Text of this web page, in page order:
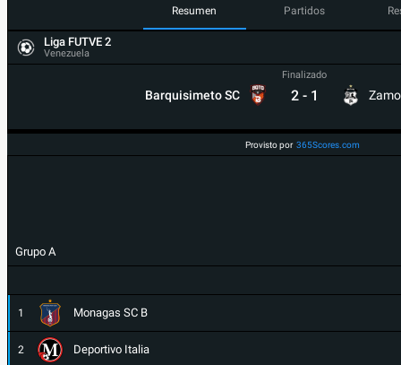
Resumen Partidos
Liga FUTVE 2
Venezuela
Barquisimeto SC
Finalizado
2 - 1
Provisto por 365Scores.com
Grupo A
1 Monagas SC B
2 Deportivo Italia